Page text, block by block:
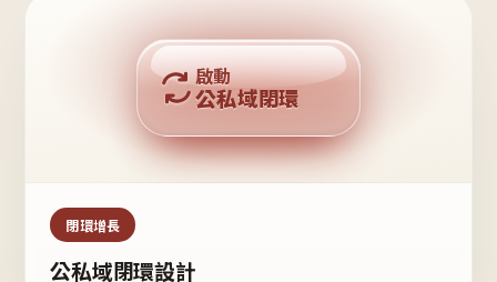
公域流量
私域鐵粉
回購複利
啟動
公私域閉環
閉環增長
公私域閉環設計